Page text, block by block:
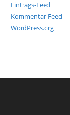
Eintrags-Feed
Kommentar-Feed
WordPress.org